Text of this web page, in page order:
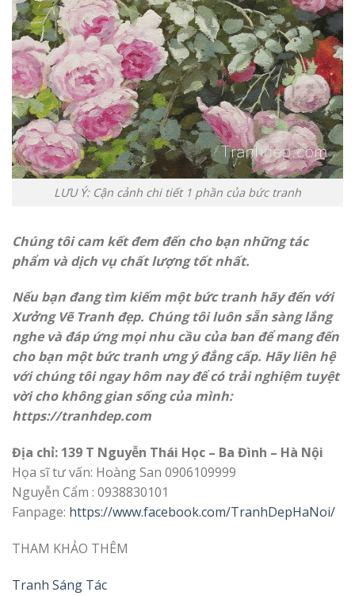
LƯU Ý: Cận cảnh chi tiết 1 phần của bức tranh
Chúng tôi cam kết đem đến cho bạn những tác
phẩm và dịch vụ chất lượng tốt nhất.
Nếu bạn đang tìm kiếm một bức tranh hãy đến với
Xưởng Vẽ Tranh đẹp. Chúng tôi luôn sẵn sàng lắng
nghe và đáp ứng mọi nhu cầu của ban để mang đến
cho bạn một bức tranh ưng ý đẳng cấp. Hãy liên hệ
với chúng tôi ngay hôm nay để có trải nghiệm tuyệt
vời cho không gian sống của mình:
https://tranhdep.com
Địa chỉ: 139 T Nguyễn Thái Học – Ba Đình – Hà Nội
Họa sĩ tư vấn: Hoàng San 0906109999
Nguyễn Cẩm : 0938830101
Fanpage: https://www.facebook.com/TranhDepHaNoi/
THAM KHẢO THÊM
Tranh Sáng Tác